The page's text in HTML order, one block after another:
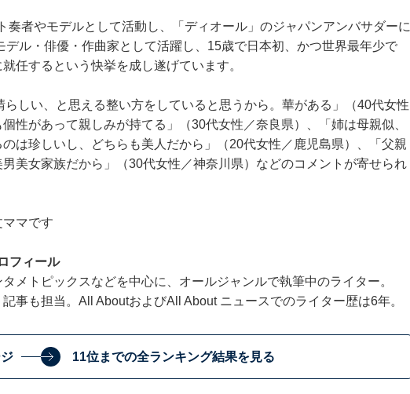
奏者やモデルとして活動し、「ディオール」のジャパンアンバサダーに
デル・俳優・作曲家として活躍し、15歳で日本初、かつ世界最年少で
任するという快挙を成し遂げています。
しい、と思える整い方をしていると思うから。華がある」（40代女性
性があって親しみが持てる」（30代女性／奈良県）、「姉は母親似、
は珍しいし、どちらも美人だから」（20代女性／鹿児島県）、「父親
美女家族だから」（30代女性／神奈川県）などのコメントが寄せられ
マです
フィール
メトピックスなどを中心に、オールジャンルで執筆中のライター。
事も担当。All AboutおよびAll About ニュースでのライター歴は6年。
11位までの全ランキング結果を見る